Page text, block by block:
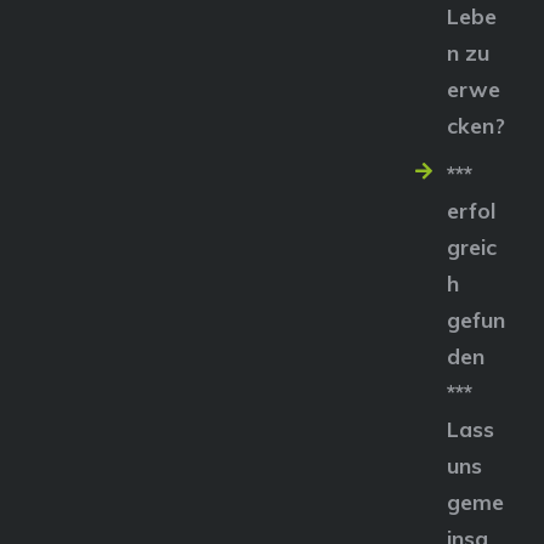
Lebe
n zu
erwe
cken?
***
erfol
greic
h
gefun
den
***
Lass
uns
geme
insa